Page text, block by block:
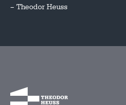
– Theodor Heuss